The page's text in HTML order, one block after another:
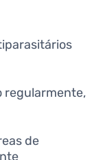
regularmente,
de